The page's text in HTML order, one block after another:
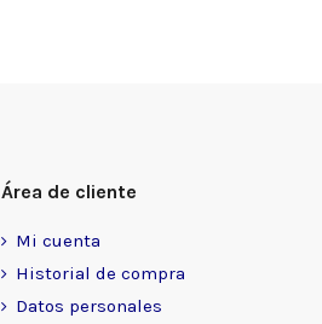
Área de cliente
Mi cuenta
Historial de compra
Datos personales